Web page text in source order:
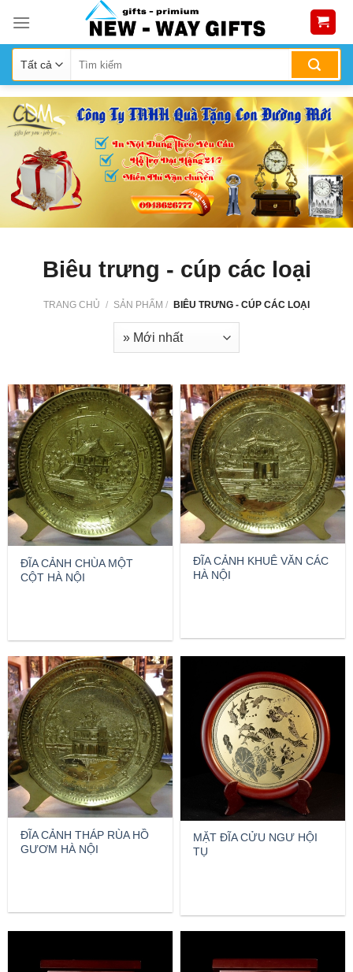
content
Biêu trưng - cúp các loại
TRANG CHỦ / SẢN PHẨM / BIÊU TRƯNG - CÚP CÁC LOẠI
ĐĨA CẢNH CHÙA MỘT
CỘT HÀ NỘI
ĐĨA CẢNH KHUÊ VĂN CÁC
HÀ NỘI
ĐĨA CẢNH THÁP RÙA HỒ
GƯƠM HÀ NỘI
MẶT ĐĨA CỬU NGƯ HỘI
TỤ